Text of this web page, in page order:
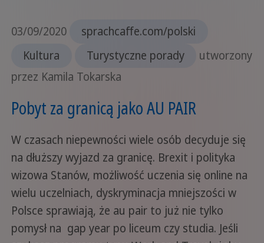
03/09/2020
sprachcaffe.com/polski
Kultura
Turystyczne porady
utworzony
przez Kamila Tokarska
Pobyt za granicą jako AU PAIR
W czasach niepewności wiele osób decyduje się
na dłuższy wyjazd za granicę. Brexit i polityka
wizowa Stanów, możliwość uczenia się online na
wielu uczelniach, dyskryminacja mniejszości w
Polsce sprawiają, że au pair to już nie tylko
pomysł na gap year po liceum czy studia. Jeśli